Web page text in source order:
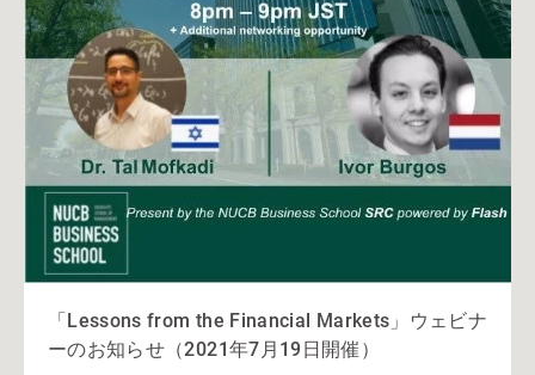
「Lessons from the Financial Markets」ウェビナ
ーのお知らせ（2021年7月19日開催）